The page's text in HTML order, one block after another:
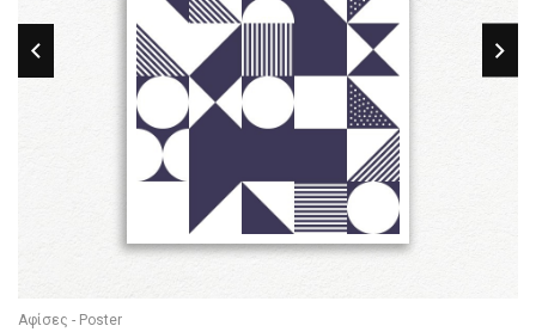
Αφίσες - Poster